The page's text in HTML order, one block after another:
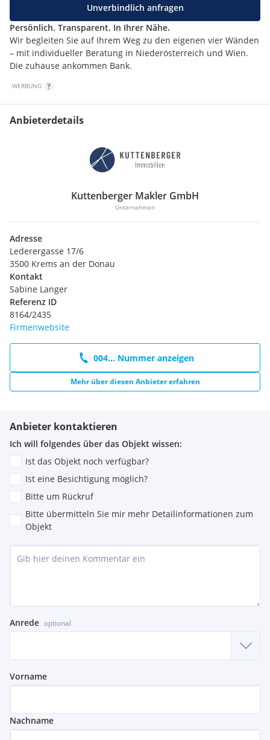
Wir weisen darauf hin, dass zwischen dem Vermittler und
dem zu vermittelnden Dritten ein familiäres oder
Persönlich. Transparent. In Ihrer Nähe.
Wir begleiten Sie auf Ihrem Weg zu den eigenen vier Wänden
– mit individueller Beratung in Niederösterreich und Wien.
Die zuhause ankommen Bank.
Unverbindlich anfragen
WERBUNG
Anbieterdetails
Kuttenberger Makler GmbH
Unternehmen
Adresse
Lederergasse 17/6
3500 Krems an der Donau
Kontakt
Sabine Langer
Referenz ID
8164/2435
Firmenwebsite
004... Nummer anzeigen
Mehr über diesen Anbieter erfahren
Anbieter kontaktieren
Ich will folgendes über das Objekt wissen:
Ist das Objekt noch verfügbar?
Ist eine Besichtigung möglich?
Bitte um Rückruf
Bitte übermitteln Sie mir mehr Detailinformationen zum
Objekt
Anrede optional
Vorname
Nachname